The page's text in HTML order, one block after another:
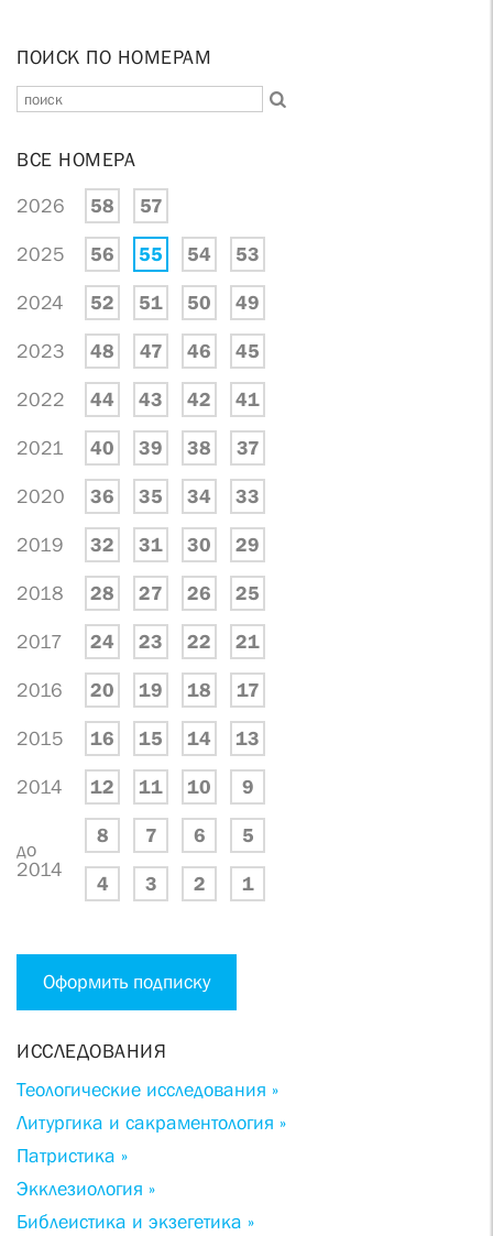
ПОИСК ПО НОМЕРАМ
ВСЕ НОМЕРА
2026 58 57
2025 56 55 54 53
2024 52 51 50 49
2023 48 47 46 45
2022 44 43 42 41
2021 40 39 38 37
2020 36 35 34 33
2019 32 31 30 29
2018 28 27 26 25
2017 24 23 22 21
2016 20 19 18 17
2015 16 15 14 13
2014 12 11 10 9
до
2014
8 7 6 5
4 3 2 1
Оформить подписку
ИССЛЕДОВАНИЯ
Теологические исследования »
Литургика и сакраментология »
Патристика »
Экклезиология »
Библеистика и экзегетика »